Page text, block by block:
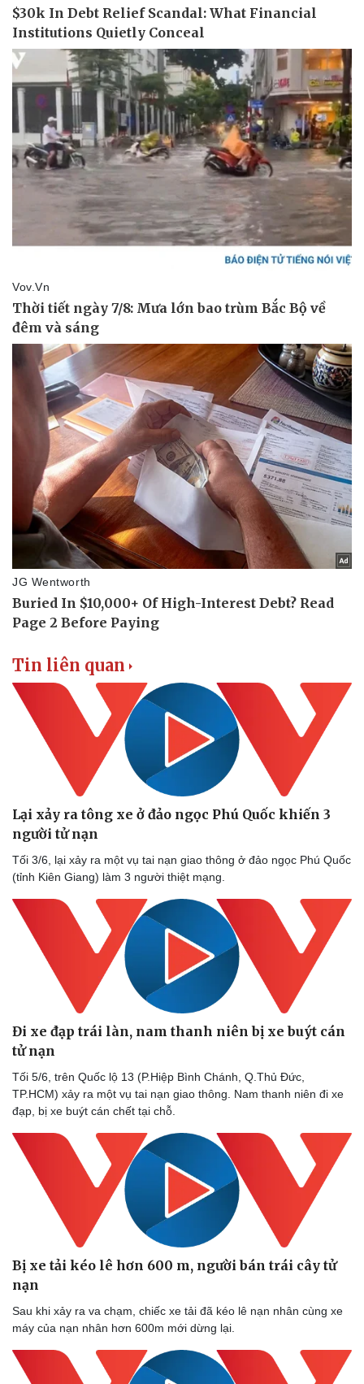
Pháp luật
Vụ án
Tin nóng
Tư vấn luật
Quân sự - Quốc phòng
Vũ khí
Việt Nam
Phân tích
Tin liên quan
Lại xảy ra tông xe ở đảo ngọc Phú Quốc khiến 3
người tử nạn
Tối 3/6, lại xảy ra một vụ tai nạn giao thông ở đảo ngọc Phú Quốc
(tỉnh Kiên Giang) làm 3 người thiệt mạng.
Đi xe đạp trái làn, nam thanh niên bị xe buýt cán
tử nạn
Tối 5/6, trên Quốc lộ 13 (P.Hiệp Bình Chánh, Q.Thủ Đức,
TP.HCM) xảy ra một vụ tai nạn giao thông. Nam thanh niên đi xe
đạp, bị xe buýt cán chết tại chỗ.
Bị xe tải kéo lê hơn 600 m, người bán trái cây tử
nạn
Sau khi xảy ra va chạm, chiếc xe tải đã kéo lê nạn nhân cùng xe
máy của nạn nhân hơn 600m mới dừng lại.